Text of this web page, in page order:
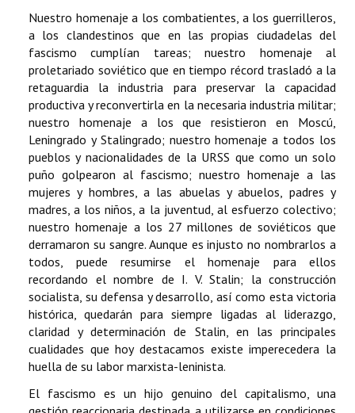
Nuestro homenaje a los combatientes, a los guerrilleros,
a los clandestinos que en las propias ciudadelas del
fascismo cumplían tareas; nuestro homenaje al
proletariado soviético que en tiempo récord trasladó a la
retaguardia la industria para preservar la capacidad
productiva y reconvertirla en la necesaria industria militar;
nuestro homenaje a los que resistieron en Moscú,
Leningrado y Stalingrado; nuestro homenaje a todos los
pueblos y nacionalidades de la URSS que como un solo
puño golpearon al fascismo; nuestro homenaje a las
mujeres y hombres, a las abuelas y abuelos, padres y
madres, a los niños, a la juventud, al esfuerzo colectivo;
nuestro homenaje a los 27 millones de soviéticos que
derramaron su sangre. Aunque es injusto no nombrarlos a
todos, puede resumirse el homenaje para ellos
recordando el nombre de I. V. Stalin; la construcción
socialista, su defensa y desarrollo, así como esta victoria
histórica, quedarán para siempre ligadas al liderazgo,
claridad y determinación de Stalin, en las principales
cualidades que hoy destacamos existe imperecedera la
huella de su labor marxista-leninista.
El fascismo es un hijo genuino del capitalismo, una